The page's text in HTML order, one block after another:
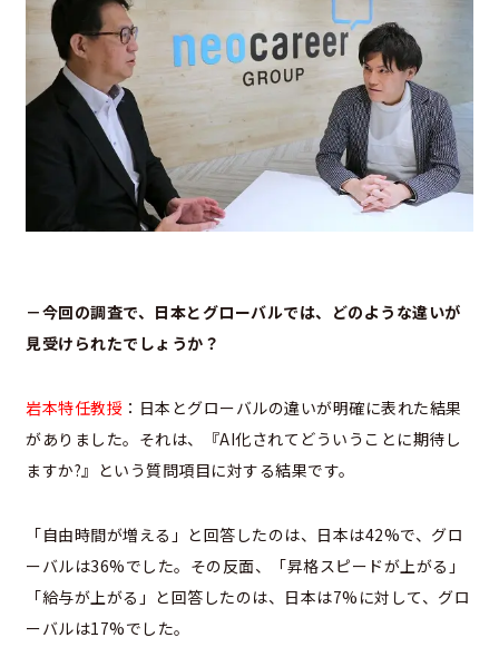
－今回の調査で、日本とグローバルでは、どのような違いが
見受けられたでしょうか？
岩本特任教授 ：日本とグローバルの違いが明確に表れた結果
がありました。それは、
『AI化されてどういうことに期待し
ますか?』という質問項目に対する結果です。
「自由時間が増える」と回答したのは、日本は42%で、グロ
ーバルは36%でした。その反面、「昇格スピードが上がる」
「給与が上がる」と回答したのは、日本は7%に対して、グロ
ーバルは17%でした。